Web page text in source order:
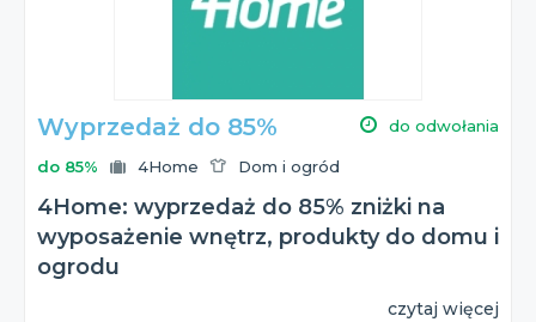
Wyprzedaż do 85% do odwołania
do 85% 4Home Dom i ogród
4Home: wyprzedaż do 85% zniżki na
wyposażenie wnętrz, produkty do domu i
ogrodu
czytaj więcej